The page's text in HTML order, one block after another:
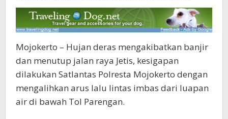
Mojokerto – Hujan deras mengakibatkan banjir
dan menutup jalan raya Jetis, kesigapan
dilakukan Satlantas Polresta Mojokerto dengan
mengalihkan arus lalu lintas imbas dari luapan
air di bawah Tol Parengan.